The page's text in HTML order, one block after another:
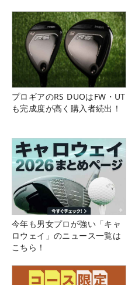
プロギアのRS DUOはFW・UT
も完成度が高く購入者続出！
今年も男女プロが強い「キャ
ロウェイ」のニュース一覧は
こちら！